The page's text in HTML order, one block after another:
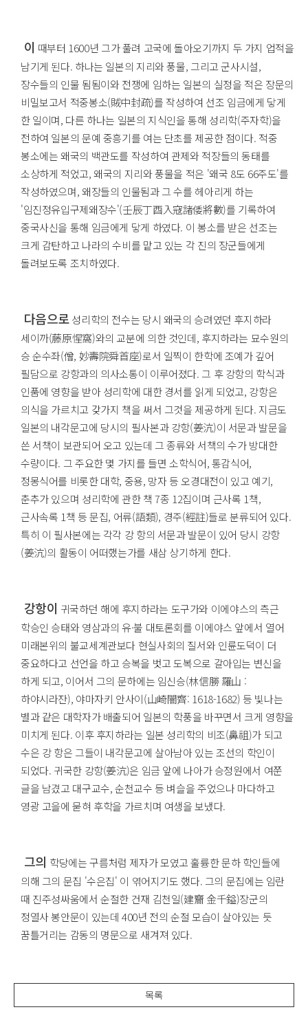
이 때부터 1600년 그가 풀려 고국에 돌아오기까지 두 가지 업적을
남기게 된다. 하나는 일본의 지리와 풍물, 그리고 군사시설,
장수들의 인물 됨됨이와 전쟁에 임하는 일본의 실정을 적은 장문의
비밀보고서 적중봉소(賊中封疏)를 작성하여 선조 임금에게 닿게
한 일이며, 다른 하나는 일본의 지식인을 통해 성리학(주자학)을
전하여 일본의 문예 중흥기를 여는 단초를 제공한 점이다. 적중
봉소에는 왜국의 백관도를 작성하여 관제와 적장들의 동태를
소상하게 적었고, 왜국의 지리와 풍물을 적은 '왜국 8도 66주도'를
작성하였으며, 왜장들의 인물됨과 그 수를 헤아리게 하는
'임진정유입구제왜장수'(壬辰丁酉入寇諸倭將數)를 기록하여
중국사신을 통해 임금에게 닿게 하였다. 이 봉소를 받은 선조는
크게 감탄하고 나라의 수비를 맡고 있는 각 진의 장군들에게
돌려보도록 조치하였다.
다음으로성리학의 전수는 당시 왜국의 승려였던 후지하라
세이까(藤原惺窩)와의 교분에 의한 것인데, 후지하라는 묘수원의
승 순수좌(僧, 妙壽院舜首座)로서 일찍이 한학에 조예가 깊어
필담으로 강항과의 의사소통이 이루어졌다. 그 후 강항의 학식과
인품에 영향을 받아 성리학에 대한 경서를 읽게 되었고, 강항은
의식을 가르치고 갖가지 책을 써서 그것을 제공하게 된다. 지금도
일본의 내각문고에 당시의 필사본과 강항(姜沆)이 서문과 발문을
쓴 서책이 보관되어 오고 있는데 그 종류와 서책의 수가 방대한
수량이다. 그 주요한 몇 가지를 들면 소학식어, 통감식어,
정몽식어를 비롯한 대학, 중용, 망자 등 오경대전이 있고 예기,
춘추가 있으며 성리학에 관한 책 7종 12집이며 근사록 1책,
근사속록 1책 등 문집, 어류(語類), 경주(經註)들로 분류되어 있다.
특히 이 필사본에는 각각 강 항의 서문과 발문이 있어 당시 강항
(姜沆)의 활동이 어떠했는가를 새삼 상기하게 한다.
강항이 귀국하던 해에 후지하라는 도구가와 이에야스의 측근
학승인 승태와 영삼과의 유·불 대토론회를 이에야스 앞에서 열어
미래본위의 불교세계관보다 현실사회의 질서와 인륜도덕이 더
중요하다고 선언을 하고 승복을 벗고 도복으로 갈아입는 변신을
하게 되고, 이어서 그의 문하에는 임신승(林信勝 羅山 :
하야시라잔), 야마자키 안사이(山崎闇齊: 1618-1682) 등 빛나는
별과 같은 대학자가 배출되어 일본의 학풍을 바꾸면서 크게 영향을
미치게 된다. 이후 후지하라는 일본 성리학의 비조(鼻祖)가 되고
수은 강 항은 그들이 내각문고에 살아남아 있는 조선의 학인이
되었다. 귀국한 강항(姜沆)은 임금 앞에 나아가 승정원에서 여쭌
글을 남겼고 대구교수, 순천교수 등 벼슬을 주었으나 마다하고
영광 고을에 묻혀 후학을 가르치며 여생을 보냈다.
그의 학당에는 구름처럼 제자가 모였고 훌륭한 문하 학인들에
의해 그의 문집 '수은집' 이 엮어지기도 했다. 그의 문집에는 임란
때 진주성싸움에서 순절한 건재 김천일(建齎 金千鎰)장군의
정열사 봉안문이 있는데 400년 전의 순절 모습이 살아있는 듯
꿈틀거리는 감동의 명문으로 새겨져 있다.
목록